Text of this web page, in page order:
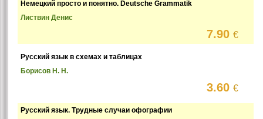
Немецкий просто и понятно. Deutsche Grammatik
Листвин Денис
7.90€
Русский язык в схемах и таблицах
Борисов Н. Н.
3.60€
Русский язык. Трудные случаи офографии